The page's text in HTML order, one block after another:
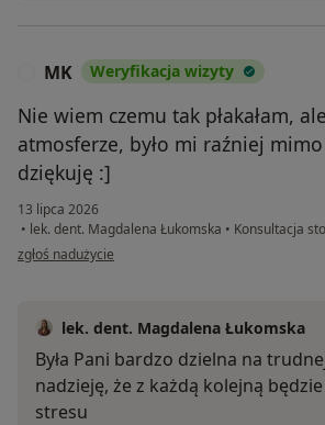
MK Weryfikacja wizyty
Nie wiem czemu tak płakałam,
atmosferze, było mi raźniej mimo
dziękuję :]
13 lipca 2026
• lek. dent. Magdalena Łukomska • Konsultacja
w opinii użytkownika MK
zgłoś nadużycie
lek. dent. Magdalena Łukomska
Była Pani bardzo dzielna na
nadzieję, że z każdą kolejną
stresu